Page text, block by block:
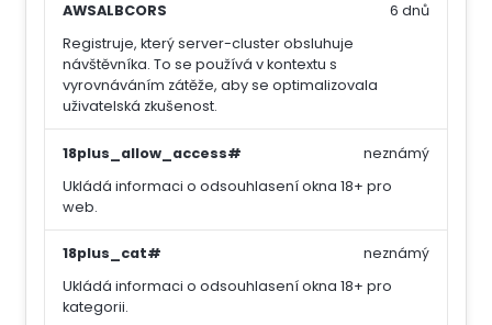
AWSALBCORS
Registruje, který server-cluster obsluhuje
návštěvníka. To se používá v kontextu s
vyrovnáváním zátěže, aby se optimalizovala
uživatelská zkušenost.
6 dnů
18plus_allow_access#
Ukládá informaci o odsouhlasení okna 18+ pro
web.
neznámý
18plus_cat#
Ukládá informaci o odsouhlasení okna 18+ pro
kategorii.
neznámý